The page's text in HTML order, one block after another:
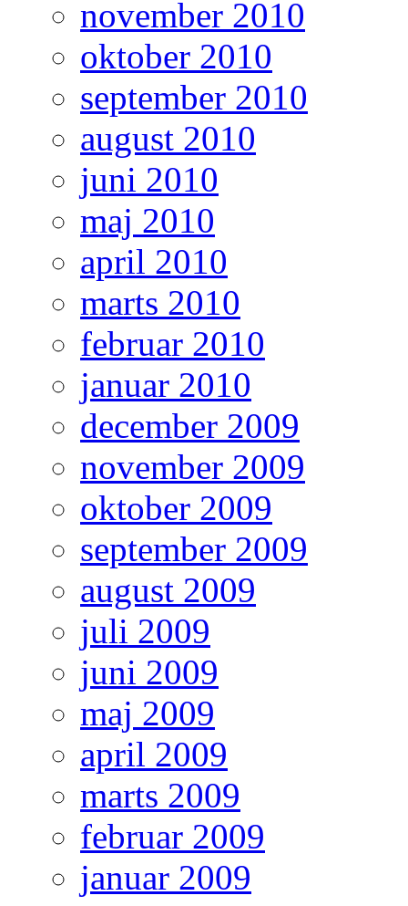
november 2010
oktober 2010
september 2010
august 2010
juni 2010
maj 2010
april 2010
marts 2010
februar 2010
januar 2010
december 2009
november 2009
oktober 2009
september 2009
august 2009
juli 2009
juni 2009
maj 2009
april 2009
marts 2009
februar 2009
januar 2009